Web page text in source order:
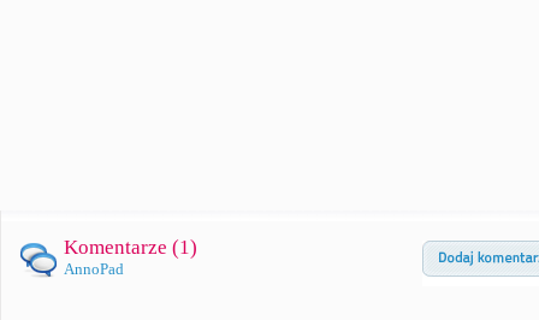
Komentarze (1)
AnnoPad